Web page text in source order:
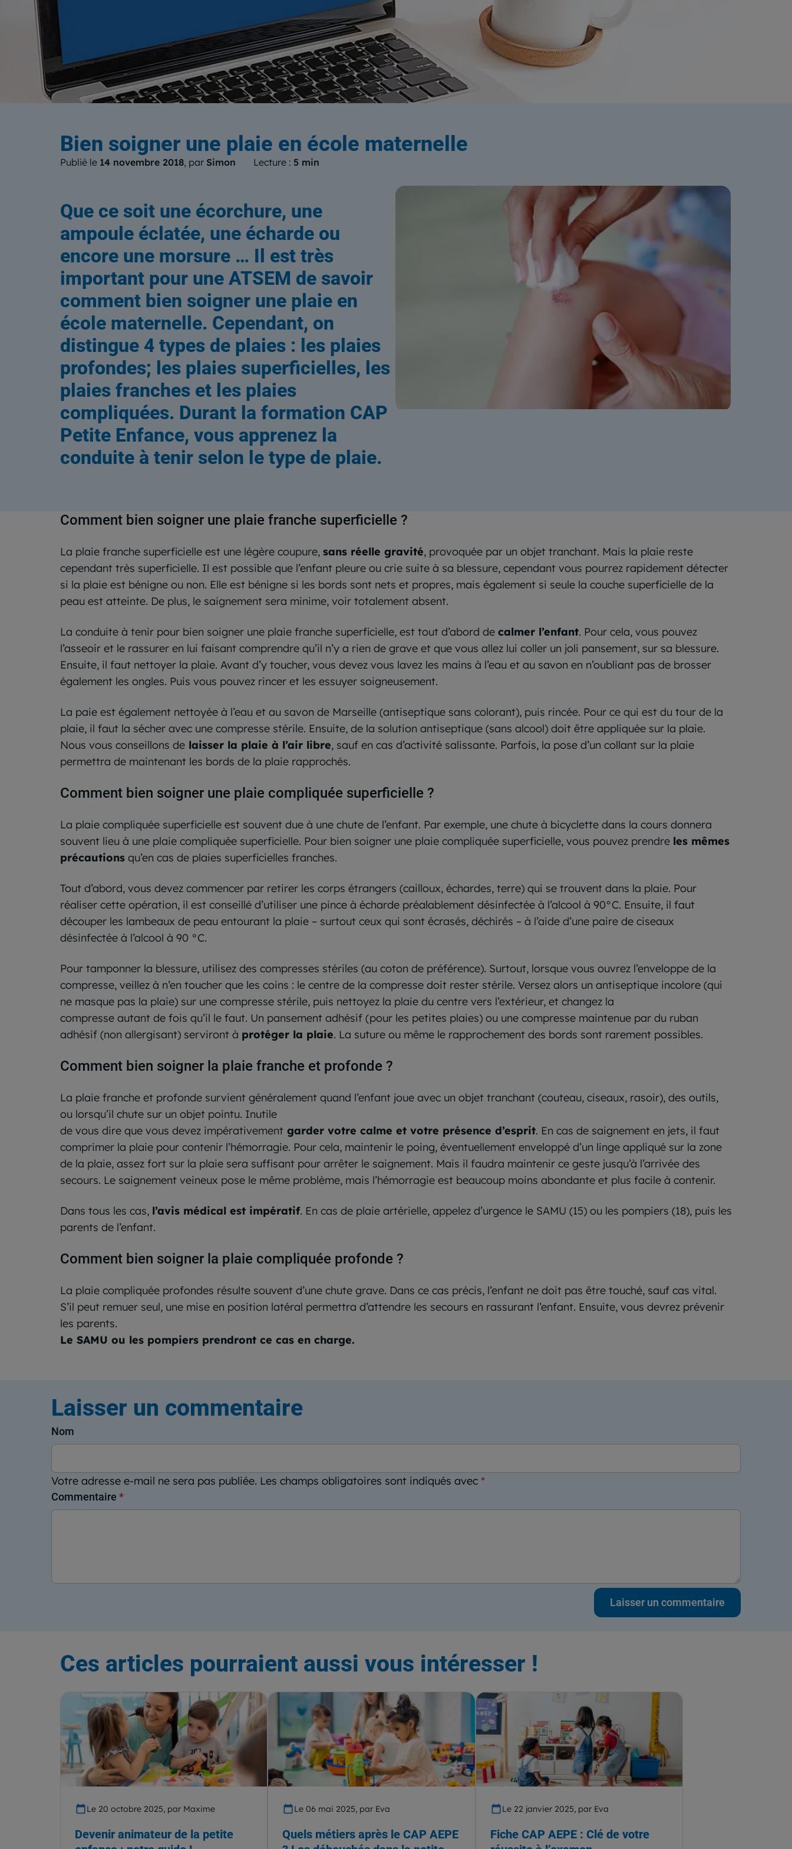
Le blogdu Centre Européen de Formation
Bien soigner une plaie en école maternelle
Publié le 14 novembre 2018, par Simon Lecture : 5 min
Que ce soit une écorchure, une
ampoule éclatée, une écharde ou
encore une morsure … Il est très
important pour une ATSEM de savoir
comment bien soigner une plaie en
école maternelle. Cependant, on
distingue 4 types de plaies : les plaies
profondes; les plaies superficielles, les
plaies franches et les plaies
compliquées. Durant la formation CAP
Petite Enfance, vous apprenez la
conduite à tenir selon le type de plaie.
Comment bien soigner une plaie franche superficielle ?
La plaie franche superficielle est une légère coupure, sans réelle gravité, provoquée par un objet tranchant. Mais la plaie reste
cependant très superficielle. Il est possible que l’enfant pleure ou crie suite à sa blessure, cependant vous pourrez rapidement détecter
si la plaie est bénigne ou non. Elle est bénigne si les bords sont nets et propres, mais également si seule la couche superficielle de la
peau est atteinte. De plus, le saignement sera minime, voir totalement absent.
La conduite à tenir pour bien soigner une plaie franche superficielle, est tout d’abord de calmer l’enfant. Pour cela, vous pouvez
l’asseoir et le rassurer en lui faisant comprendre qu’il n’y a rien de grave et que vous allez lui coller un joli pansement, sur sa blessure.
Ensuite, il faut nettoyer la plaie. Avant d’y toucher, vous devez vous lavez les mains à l’eau et au savon en n’oubliant pas de brosser
également les ongles. Puis vous pouvez rincer et les essuyer soigneusement.
La paie est également nettoyée à l’eau et au savon de Marseille (antiseptique sans colorant), puis rincée. Pour ce qui est du tour de la
plaie, il faut la sécher avec une compresse stérile. Ensuite, de la solution antiseptique (sans alcool) doit être appliquée sur la plaie.
Nous vous conseillons de laisser la plaie à l’air libre, sauf en cas d’activité salissante. Parfois, la pose d’un collant sur la plaie
permettra de maintenant les bords de la plaie rapprochés.
Comment bien soigner une plaie compliquée superficielle ?
La plaie compliquée superficielle est souvent due à une chute de l’enfant. Par exemple, une chute à bicyclette dans la cours donnera
souvent lieu à une plaie compliquée superficielle. Pour bien soigner une plaie compliquée superficielle, vous pouvez prendre les mêmes
précautions qu’en cas de plaies superficielles franches.
Tout d’abord, vous devez commencer par retirer les corps étrangers (cailloux, échardes, terre) qui se trouvent dans la plaie. Pour
réaliser cette opération, il est conseillé d’utiliser une pince à écharde préalablement désinfectée à l’alcool à 90°C. Ensuite, il faut
découper les lambeaux de peau entourant la plaie – surtout ceux qui sont écrasés, déchirés – à l’aide d’une paire de ciseaux
désinfectée à l’alcool à 90 °C.
Pour tamponner la blessure, utilisez des compresses stériles (au coton de préférence). Surtout, lorsque vous ouvrez l’enveloppe de la
compresse, veillez à n’en toucher que les coins : le centre de la compresse doit rester stérile. Versez alors un antiseptique incolore (qui
ne masque pas la plaie) sur une compresse stérile, puis nettoyez la plaie du centre vers l’extérieur, et changez la
compresse autant de fois qu’il le faut. Un pansement adhésif (pour les petites plaies) ou une compresse maintenue par du ruban
adhésif (non allergisant) serviront à protéger la plaie. La suture ou même le rapprochement des bords sont rarement possibles.
Comment bien soigner la plaie franche et profonde ?
La plaie franche et profonde survient généralement quand l’enfant joue avec un objet tranchant (couteau, ciseaux, rasoir), des outils,
ou lorsqu’il chute sur un objet pointu. Inutile
de vous dire que vous devez impérativement garder votre calme et votre présence d’esprit. En cas de saignement en jets, il faut
comprimer la plaie pour contenir l’hémorragie. Pour cela, maintenir le poing, éventuellement enveloppé d’un linge appliqué sur la zone
de la plaie, assez fort sur la plaie sera suffisant pour arrêter le saignement. Mais il faudra maintenir ce geste jusqu’à l’arrivée des
secours. Le saignement veineux pose le même problème, mais l’hémorragie est beaucoup moins abondante et plus facile à contenir.
Dans tous les cas, l’avis médical est impératif. En cas de plaie artérielle, appelez d’urgence le SAMU (15) ou les pompiers (18), puis les
parents de l’enfant.
Comment bien soigner la plaie compliquée profonde ?
La plaie compliquée profondes résulte souvent d’une chute grave. Dans ce cas précis, l’enfant ne doit pas être touché, sauf cas vital.
S’il peut remuer seul, une mise en position latéral permettra d’attendre les secours en rassurant l’enfant. Ensuite, vous devrez prévenir
les parents.
Le SAMU ou les pompiers prendront ce cas en charge.
Laisser un commentaire
Votre adresse e-mail ne sera pas publiée. Les champs obligatoires sont indiqués avec *
Nom
Commentaire *
Ces articles pourraient aussi vous intéresser !
Le 20 octobre 2025, par Maxime
Devenir animateur de la petite
Le 06 mai 2025, par Eva
Quels métiers après le CAP AEPE
Le 22 janvier 2025, par Eva
Fiche CAP AEPE : Clé de votre